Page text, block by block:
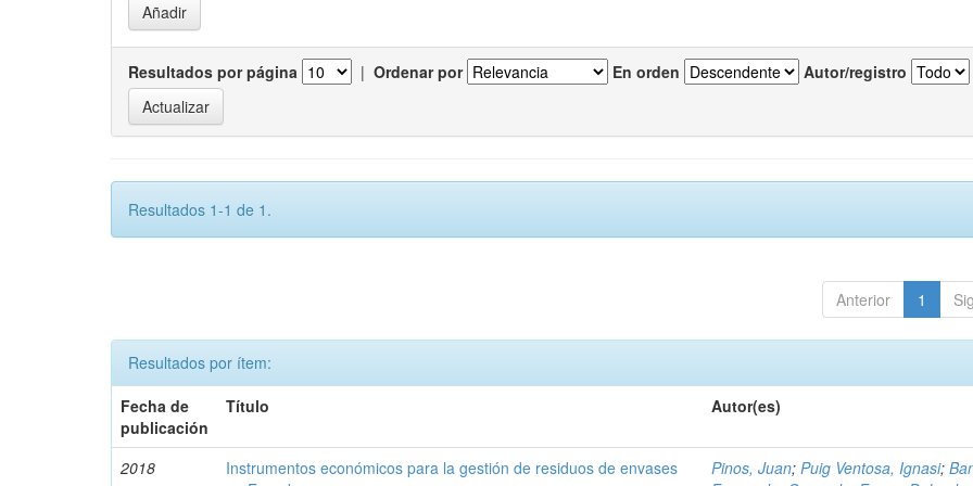
Resultados por página | Ordenar por En orden Autor/registro
Resultados 1-1 de 1.
Anterior 1
Resultados por ítem:
Fecha de
publicación
Título Autor(es)
2018
Instrumentos económicos para la gestión de residuos de envases
Pinos, Juan;Puig Ventosa, Ignasi;